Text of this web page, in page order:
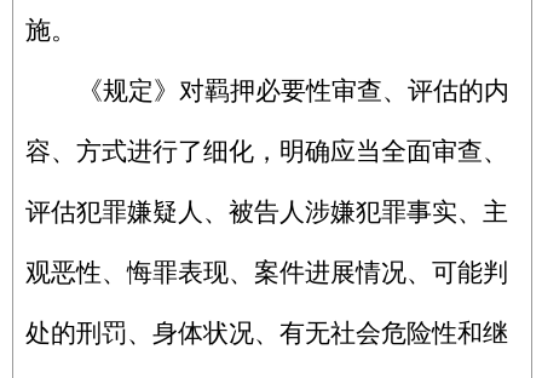
施。
《规定》对羁押必要性审查、评估的内
容、方式进行了细化，明确应当全面审查、
评估犯罪嫌疑人、被告人涉嫌犯罪事实、主
观恶性、悔罪表现、案件进展情况、可能判
处的刑罚、身体状况、有无社会危险性和继